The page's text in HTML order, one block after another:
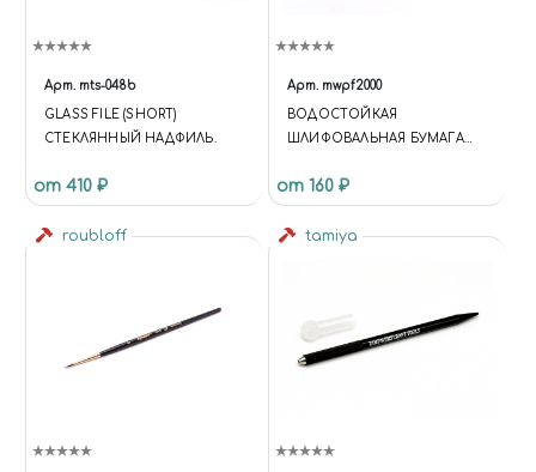
Арт. mts-048b
GLASS FILE (SHORT)
СТЕКЛЯННЫЙ НАДФИЛЬ.
от 410 ₽
Арт. mwpf2000
BОДОСТОЙКАЯ
ШЛИФОВАЛЬНАЯ БУМАГА
от 160 ₽
roubloff tamiya